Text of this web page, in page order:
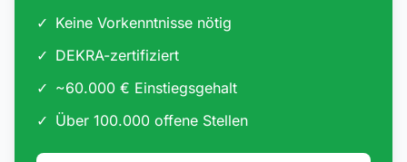
✓ Keine Vorkenntnisse nötig
✓ DEKRA-zertifiziert
✓ ~60.000 € Einstiegsgehalt
✓ Über 100.000 offene Stellen